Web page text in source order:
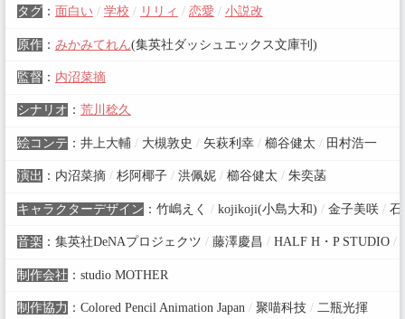
タグ： 面白い / 学校 / リリィ / 恋愛 / 小説改
原作： みかみてれん(集英社ダッシュエックス文庫刊)
監督 ： 内沼菜摘
シナリオ ： 荒川稔久
絵コンテ ： 井上大輔 /大槻敦史 /矢萩利幸 /櫛谷健太 /田村浩一
演出 ： 内沼菜摘 /杉阿椰子 /洪佩妮 /櫛谷健太 /朱奕菡
キャラクターデザイン ： 竹嶋えく /kojikoji(小島大和) /金子美咲 /石
音楽 ： 集英社DeNAプロジェクツ /藤澤慶昌 /HALF H・P STUDIO /
制作会社 ： studio MOTHER
制作協力 ： Colored Pencil Animation Japan /聚喵科技 /二瓶光揮